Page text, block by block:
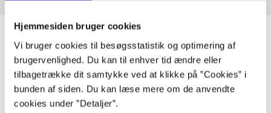
Hjemmesiden bruger cookies
Vi bruger cookies til besøgsstatistik og optimering af
brugervenlighed. Du kan til enhver tid ændre eller
tilbagetrække dit samtykke ved at klikke på ”Cookies” i
bunden af siden. Du kan læse mere om de anvendte
cookies under ”Detaljer”.
Artikler
Alle registrerede artikler fordelt på udgivelser